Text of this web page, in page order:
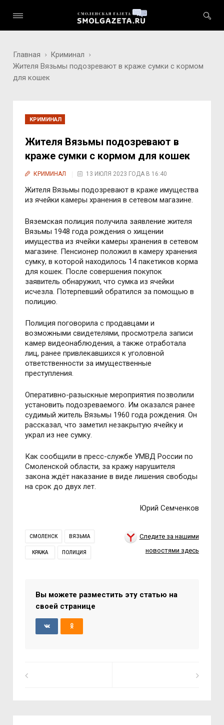
Главная
Криминал
Жителя Вязьмы подозревают в краже сумки с кормом
для кошек
КРИМИНАЛ
Жителя Вязьмы подозревают в
краже сумки с кормом для кошек
КРИМИНАЛ 13 ИЮЛЯ 2023 ГОДА В 16:40
Жителя Вязьмы подозревают в краже имущества
из ячейки камеры хранения в сетевом магазине.
Вяземская полиция получила заявление жителя
Вязьмы 1948 года рождения о хищении
имущества из ячейки камеры хранения в сетевом
магазине. Пенсионер положил в камеру хранения
сумку, в которой находилось 14 пакетиков корма
для кошек. После совершения покупок
заявитель обнаружил, что сумка из ячейки
исчезла. Потерпевший обратился за помощью в
полицию.
Полиция поговорила с продавцами и
возможными свидетелями, просмотрела записи
камер видеонаблюдения, а также отработала
лиц, ранее привлекавшихся к уголовной
ответственности за имущественные
преступления.
Оперативно-разыскные мероприятия позволили
установить подозреваемого. Им оказался ранее
судимый житель Вязьмы 1960 года рождения. Он
рассказал, что заметил незакрытую ячейку и
украл из нее сумку.
Как сообщили в пресс-службе УМВД России по
Смоленской области, за кражу нарушителя
закона ждёт наказание в виде лишения свободы
на срок до двух лет.
Юрий Семченков
СМОЛЕНСК ВЯЗЬМА
КРАЖА ПОЛИЦИЯ
Следите за нашими
новостями здесь
Вы можете разместить эту статью на
своей странице